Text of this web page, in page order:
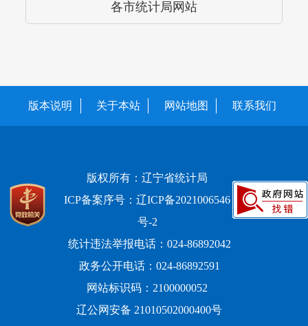
各市统计局网站
版本说明 关于本站 网站地图 联系我们
版权所有：辽宁省统计局
ICP备案序号：辽ICP备2021006546
号-2
统计违法举报电话：024-86892042
政务公开电话：024-86892591
网站标识码：2100000052
辽公网安备 21010502000400号